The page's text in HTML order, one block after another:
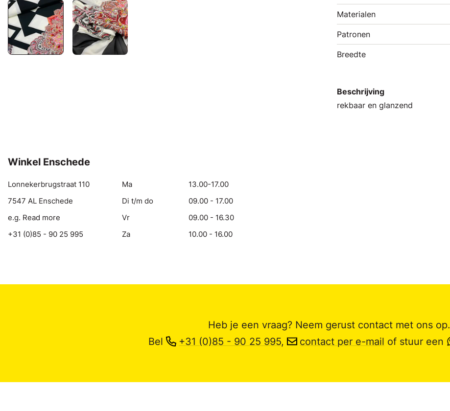
Materialen
Patronen
Breedte
Beschrijving
rekbaar en glanzend
Winkel Enschede
Lonnekerbrugstraat 110
7547 AL Enschede
e.g. Read more
+31 (0)85 - 90 25 995
Ma
13.00-17.00
Di t/m do
09.00 - 17.00
Vr
09.00 - 16.30
Za
10.00 - 16.00
Heb je een vraag? Neem gerust contact met ons op.
Bel
+31 (0)85 - 90 25 995, contact per e-mail of stuur een